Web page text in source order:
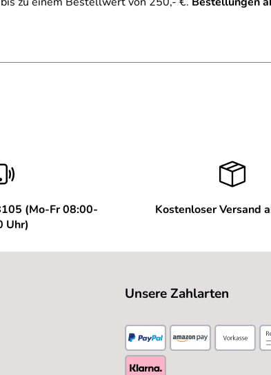
(Mo-Fr 08:00-
Uhr)
Kostenloser Versand
Unsere Zahlarten